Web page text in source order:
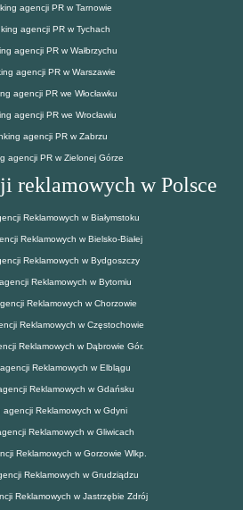
agencji PR w Tarnowie
agencji PR w Tychach
agencji PR w Wałbrzychu
agencji PR w Warszawie
agencji PR we Włocławku
agencji PR we Wrocławiu
agencji PR w Zabrzu
agencji PR w Zielonej Górze
reklamowych w Polsce
Reklamowych w Białymstoku
Reklamowych w Bielsko-Białej
Reklamowych w Bydgoszczy
Reklamowych w Bytomiu
Reklamowych w Chorzowie
Reklamowych w Częstochowie
Reklamowych w Dąbrowie Gór.
Reklamowych w Elblągu
Reklamowych w Gdańsku
agencji Reklamowych w Gdyni
Reklamowych w Gliwicach
Reklamowych w Gorzowie Wlkp.
Reklamowych w Grudziądzu
Reklamowych w Jastrzębie Zdrój